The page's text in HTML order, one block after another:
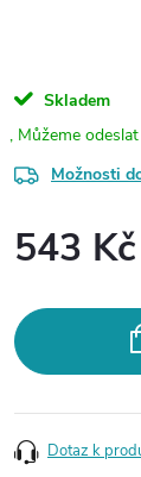
Skladem
Možnosti
543 Kč
Dotaz k